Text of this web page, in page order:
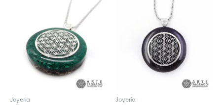
Joyería
producto
tiene
múltiples
variantes.
Las
opciones
Joyería
múltiples
variantes.
Las